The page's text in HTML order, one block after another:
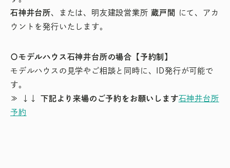
石神井台所、または、明友建設営業所蔵戸間
にて、アカ
ウントを発行いたします。
〇モデルハウス石神井台所の場合【予約制】
モデルハウスの見学やご相談と同時に、ID発行が可能で
す。
≫ ↓↓ 下記より来場のご予約をお願いします石神井台所
予約